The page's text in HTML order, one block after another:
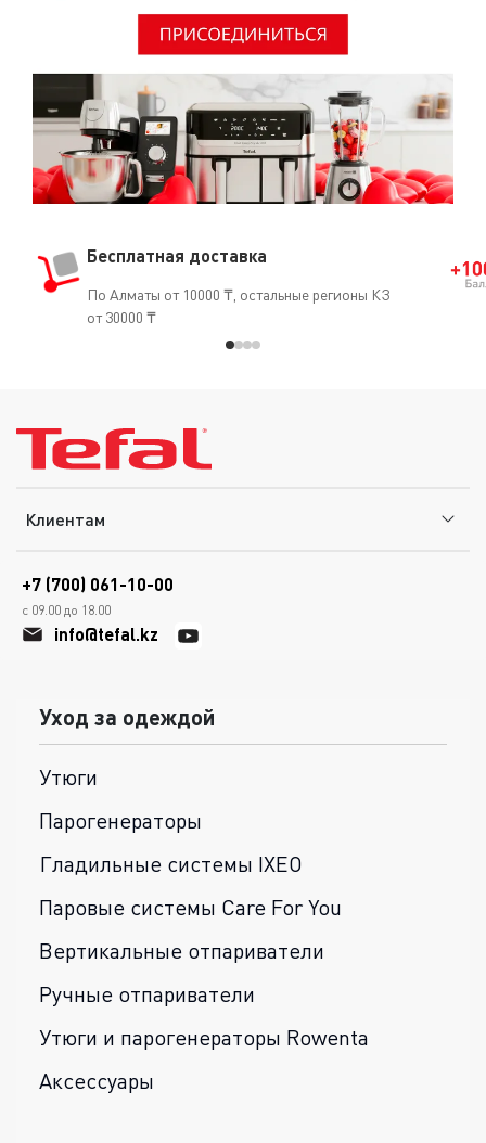
Бесплатная доставка
По Алматы от 10000 ₸, остальные регионы КЗ
от 30000 ₸
Клиентам
+7 (700) 061-10-00
с 09.00 до 18.00
info@tefal.kz
Уход за одеждой
Утюги
Парогенераторы
Гладильные системы IXEO
Паровые системы Care For You
Вертикальные отпариватели
Ручные отпариватели
Утюги и парогенераторы Rowenta
Аксессуары